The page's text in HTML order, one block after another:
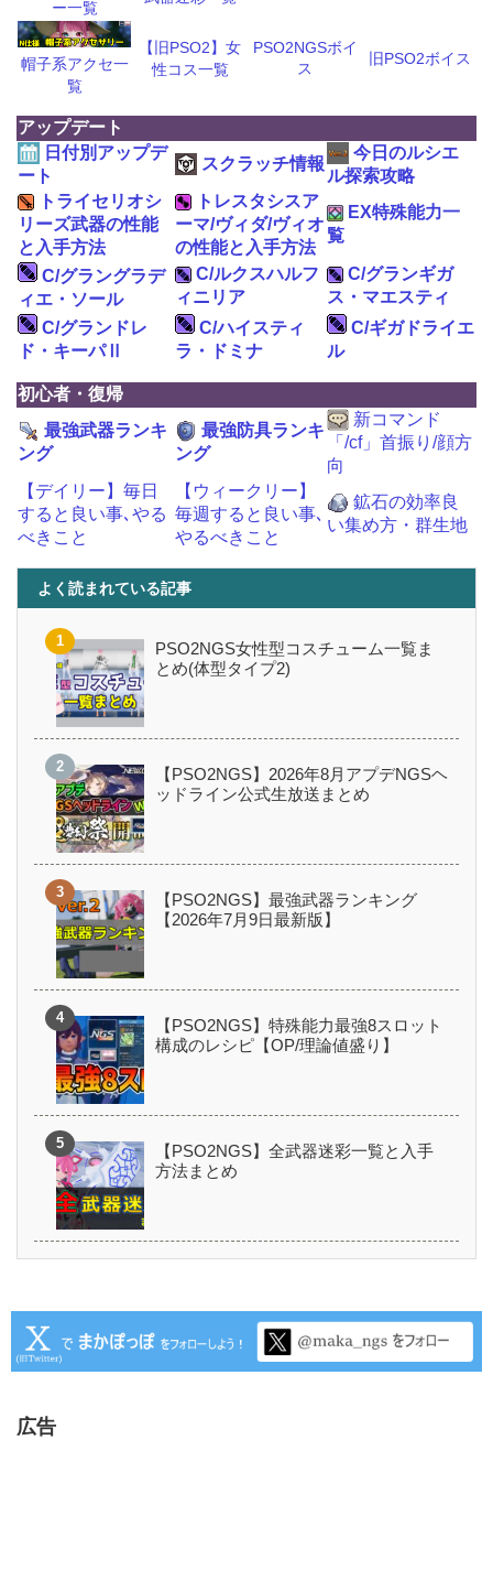
ー一覧
帽子系アクセ一
覧
【旧PSO2】女
性コス一覧
PSO2NGSボイ
ス
旧PSO2ボイス
アップデート
日付別アップデ
ート
スクラッチ情報
今日のルシエ
ル探索攻略
トライセリオシ
リーズ武器の性能
と入手方法
トレスタシスア
ーマ/ヴィダ/ヴィオ
の性能と入手方法
EX特殊能力一
覧
C/グラングラデ
ィエ・ソール
C/ルクスハルフ
ィニリア
C/グランギガ
ス・マエスティ
C/グランドレ
ド・キーパⅡ
C/ハイスティ
ラ・ドミナ
C/ギガドライエ
ル
初心者・復帰
最強武器ランキ
ング
最強防具ランキ
ング
新コマンド
「/cf」首振り/顔方
向
【デイリー】毎日
すると良い事､やる
べきこと
【ウィークリー】
毎週すると良い事､
やるべきこと
鉱石の効率良
い集め方・群生地
よく読まれている記事
PSO2NGS女性型コスチューム一覧ま
とめ(体型タイプ2)
【PSO2NGS】2026年8月アプデNGSヘ
ッドライン公式生放送まとめ
【PSO2NGS】最強武器ランキング
【2026年7月9日最新版】
【PSO2NGS】特殊能力最強8スロット
構成のレシピ【OP/理論値盛り】
【PSO2NGS】全武器迷彩一覧と入手
方法まとめ
広告